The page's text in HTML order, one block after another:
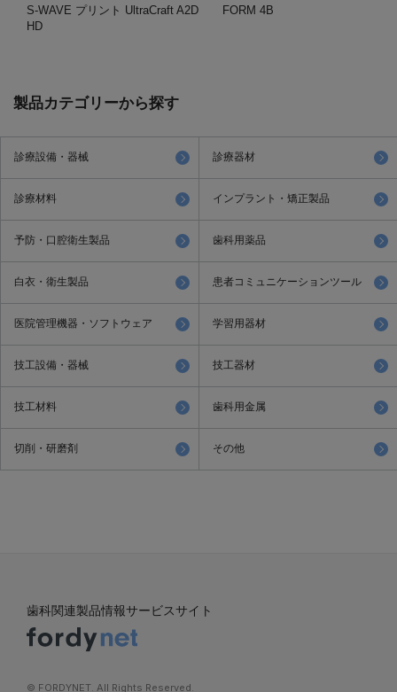
S-WAVE プリント UltraCraft A2D
HD
FORM 4B
製品カテゴリーから探す
診療設備・器械 診療器材
診療材料 インプラント・矯正製品
予防・口腔衛生製品 歯科用薬品
白衣・衛生製品 患者コミュニケーションツール
医院管理機器・ソフトウェア 学習用器材
技工設備・器械 技工器材
技工材料 歯科用金属
切削・研磨剤 その他
歯科関連製品情報サービスサイト
©︎ FORDYNET. All Rights Reserved.